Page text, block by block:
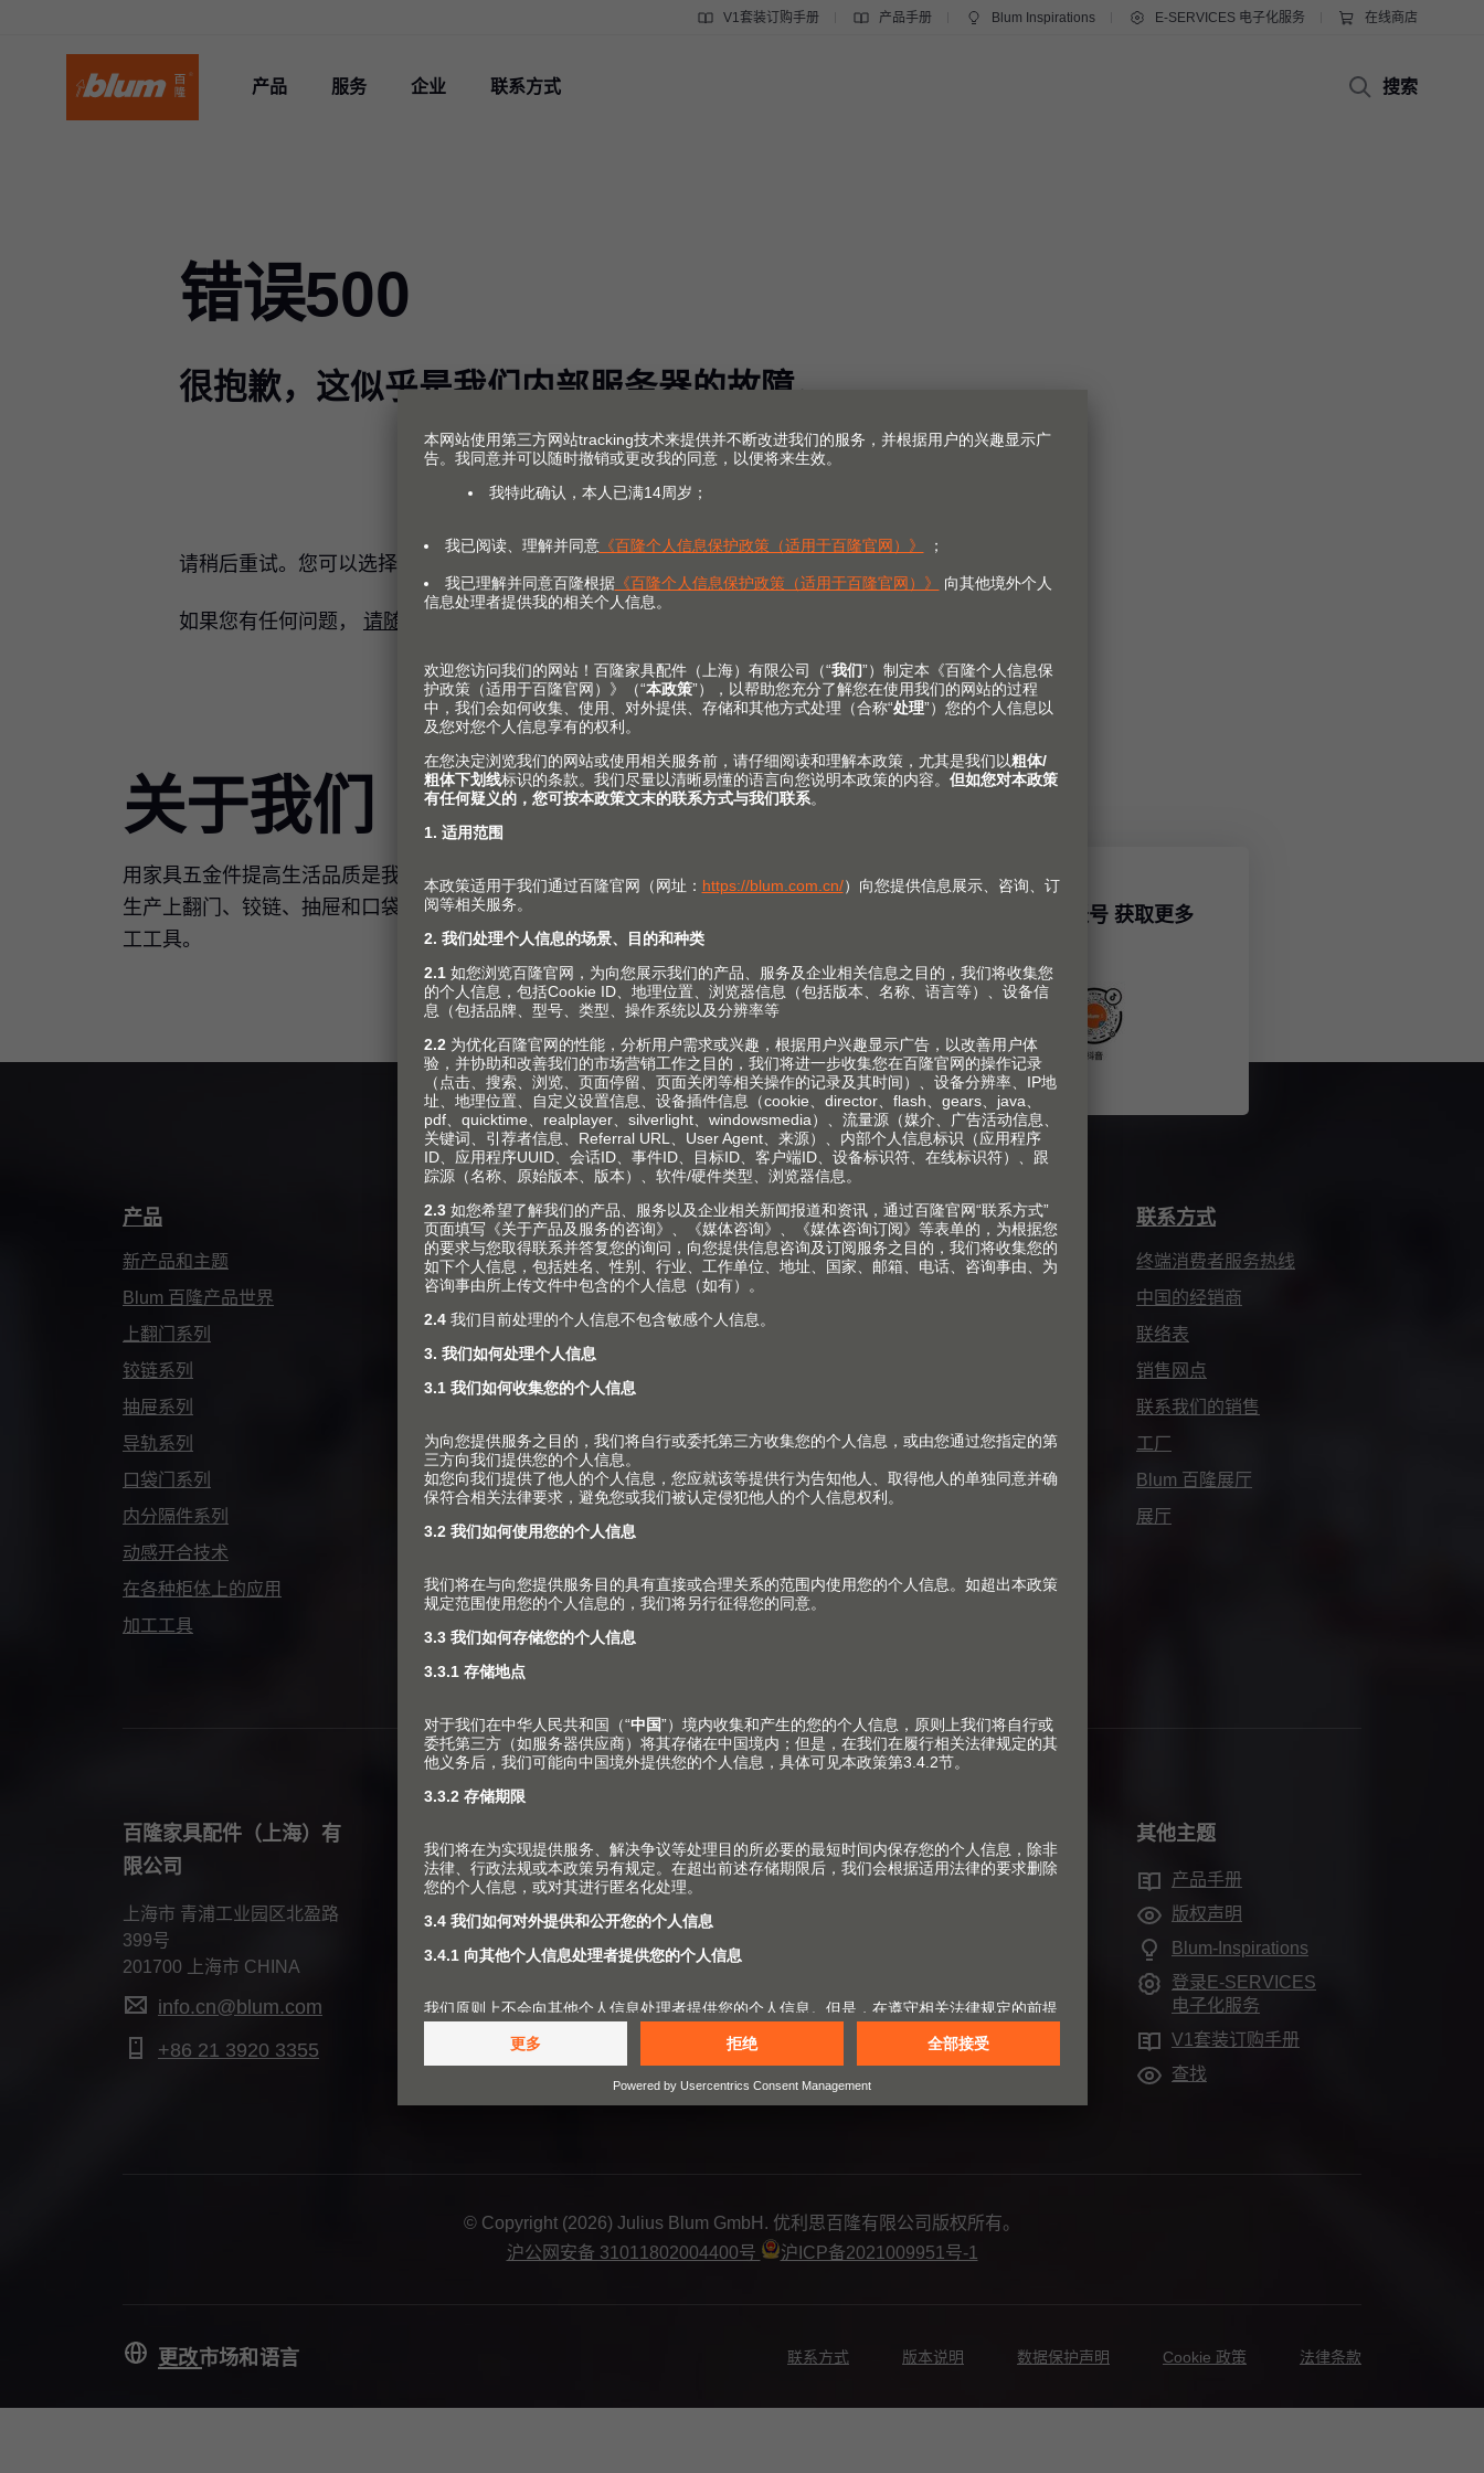
V1套装订购手册 产品手册 Blum Inspirations E-SERVICES 电子化服务 在线商店
产品 服务 企业 联系方式 搜索
错误500
很抱歉，这似乎是我们内部服务器的故障。
请稍后重试。您可以选择返回
如果您有任何问题， 请随时与
关于我们
用家具五金件提高生活品质是我们孜孜不倦的追求。我们致力于为家具
生产上翻门、铰链、抽屉和口袋门系列，并为此提供相匹配的服务与加
工工具。
关注Blum 百隆社交媒体账号 获取更多
产品
新产品和主题
Blum 百隆产品世界
上翻门系列
铰链系列
抽屉系列
导轨系列
口袋门系列
内分隔件系列
动感开合技术
在各种柜体上的应用
加工工具
服务
规划，设计及产品选择
采购及订单
市场营销
针对室内设计师的服务
企业
关于Blum 百隆
可持续性
Compliance
媒体
联系方式
终端消费者服务热线
中国的经销商
联络表
销售网点
联系我们的销售
工厂
Blum 百隆展厅
展厅
百隆家具配件（上海）有
限公司
上海市 青浦工业园区北盈路
399号
201700 上海市 CHINA
info.cn@blum.com
+86 21 3920 3355
其他主题
产品手册
版权声明
Blum-Inspirations
登录E-SERVICES
电子化服务
V1套装订购手册
查找
© Copyright (2026) Julius Blum GmbH. 优利思百隆有限公司版权所有。
沪公网安备 31011802004400号
沪ICP备2021009951号-1
更改市场和语言 联系方式 版本说明 数据保护声明 Cookie 政策 法律条款